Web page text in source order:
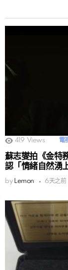
419 Views 電
蘇志燮拍《金特
認「情緒自然湧
by Lemon 6天之前